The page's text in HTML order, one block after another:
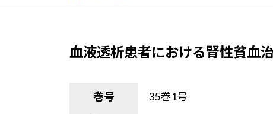
血液透析患者における腎性貧血
巻号
35巻1号